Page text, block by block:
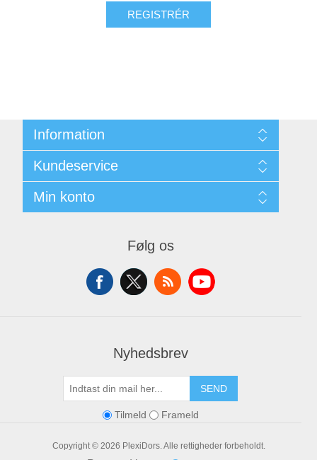
REGISTRÉR
Information
Kundeservice
SøgMin konto
Følg os
Nyhedsbrev
SEND
Tilmeld Frameld
Copyright © 2026 PlexiDors. Alle rettigheder forbeholdt.